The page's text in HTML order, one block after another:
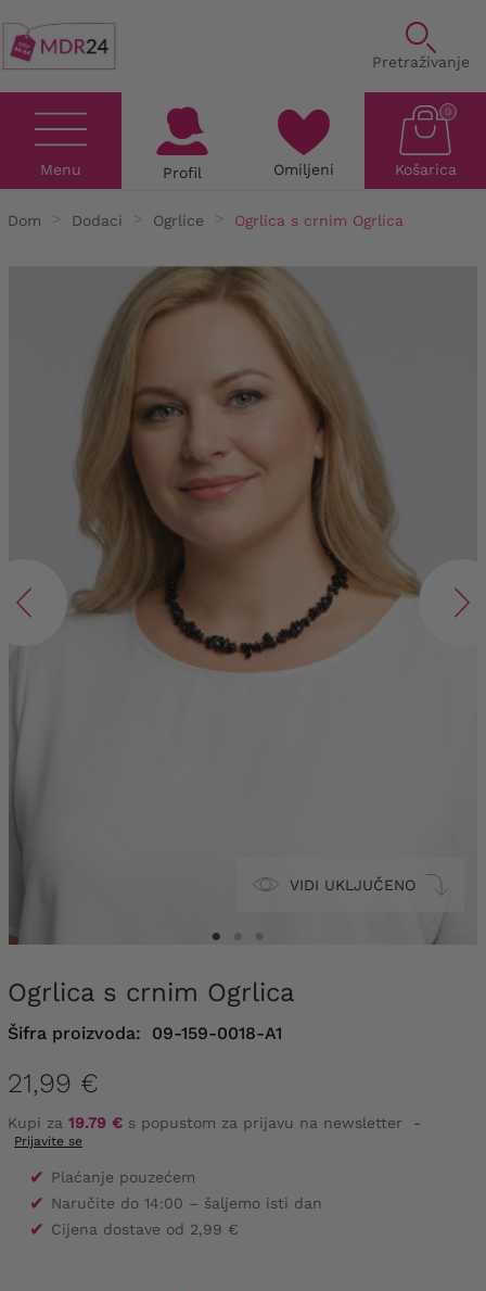
Pretraživanje
Menu Profil Omiljeni Košarica
0
Dom Dodaci Ogrlice Ogrlica s crnim Ogrlica
VIDI UKLJUČENO
Ogrlica s crnim Ogrlica
Šifra proizvoda: 09-159-0018-A1
21,99 €
Kupi za 19.79 € s popustom za prijavu na newsletter -
Prijavite se
✔ Plaćanje pouzećem
✔ Naručite do 14:00 – šaljemo isti dan
✔ Cijena dostave od 2,99 €